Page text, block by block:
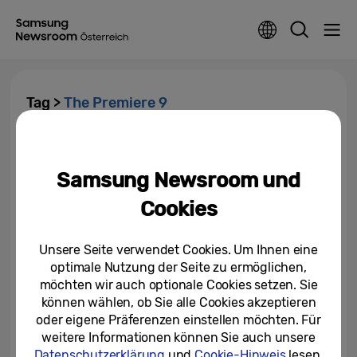
Tag >The Premiere 9
echtes Kinogefühl in die...
09/09/2024
die Leistungsfähigkeit seiner AI-
Produkte, um eine vernetzte...
05/09/2024
Samsung Newsroom und
Cookies
Unsere Seite verwendet Cookies. Um Ihnen eine
optimale Nutzung der Seite zu ermöglichen,
möchten wir auch optionale Cookies setzen. Sie
können wählen, ob Sie alle Cookies akzeptieren
oder eigene Präferenzen einstellen möchten. Für
weitere Informationen können Sie auch unsere